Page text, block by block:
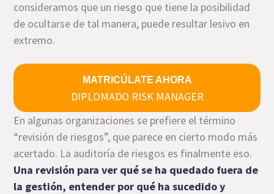
consideramos que un riesgo que tiene la posibilidad
de ocultarse de tal manera, puede resultar lesivo en
extremo.
MATRICÚLATE AHORA
DIPLOMADO RISK MANAGER
En algunas organizaciones se prefiere el término
“revisión de riesgos”, que parece en cierto modo más
acertado. La auditoría de riesgos es finalmente eso.
Una revisión para ver qué se ha quedado fuera de
la gestión, entender por qué ha sucedido y